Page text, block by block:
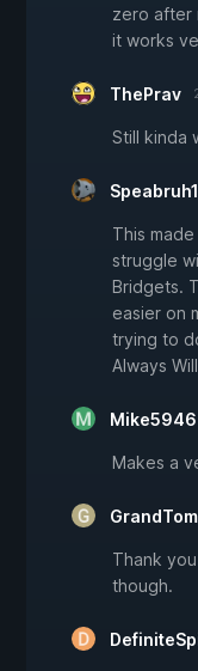
zero after
it works
ThePrav
Still kinda
This
struggle
Bridgets.
easier on
trying to
Always
Mike5946
Makes a
Thank
though.